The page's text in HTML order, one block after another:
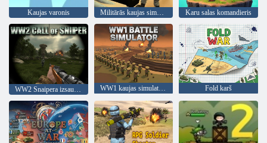
Kaujas varonis Militārās kaujas simulators Karu salas komandieris
WW1 kaujas simulators Fold karš